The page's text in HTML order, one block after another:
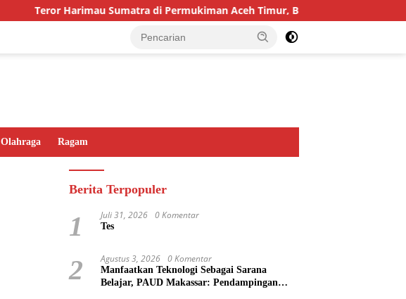
Teror Harimau Sumatra di Permukiman Aceh Timur, BKSDA Pasang Kamera
Olahraga Ragam
Berita Terpopuler
1 Juli 31, 2026 0 Komentar
Tes
2 Agustus 3, 2026 0 Komentar
Manfaatkan Teknologi Sebagai Sarana
Belajar, PAUD Makassar: Pendampingan